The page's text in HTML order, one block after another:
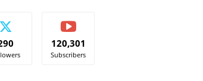
120,301
Subscribers